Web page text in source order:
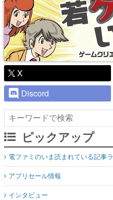
X
Discord
ピックアップ
電ファミのいま読まれている記事
アプリセール情報
インタビュー